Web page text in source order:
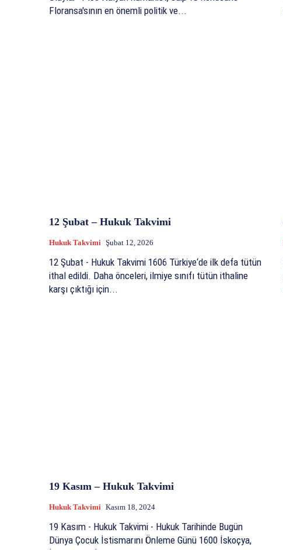
Floransa'sının en önemli politik ve...
12 Şubat – Hukuk Takvimi
Hukuk Takvimi Şubat 12, 2026
12 Şubat - Hukuk Takvimi 1606 Türkiye‘de ilk defa tütün
ithal edildi. Daha önceleri, ilmiye sınıfı tütün ithaline
karşı çıktığı için...
19 Kasım – Hukuk Takvimi
Hukuk Takvimi Kasım 18, 2024
19 Kasım - Hukuk Takvimi - Hukuk Tarihinde Bugün
Dünya Çocuk İstismarını Önleme Günü 1600 İskoçya,